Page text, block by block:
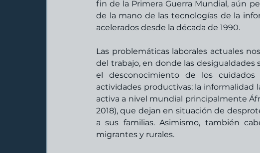
fin de la Primera Guerra Mundial, aún
de la mano de las tecnologías de la
acelerados desde la década de 1990.
Las problemáticas laborales actuales
del trabajo, en donde las desigualdades
el desconocimiento de los
actividades productivas; la informalidad
activa a nivel mundial principalmente
2018), que dejan en situación de
a sus familias. Asimismo, también
migrantes y rurales.